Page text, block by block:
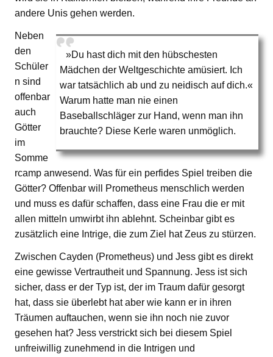
andere Unis gehen werden.
»Du hast dich mit den hübschesten
Mädchen der Weltgeschichte amüsiert. Ich
war tatsächlich ab und zu neidisch auf dich.«
Warum hatte man nie einen
Baseballschläger zur Hand, wenn man ihn
brauchte? Diese Kerle waren unmöglich.
Neben
den
Schüler
n sind
offenbar
auch
Götter
im
Somme
rcamp anwesend. Was für ein perfides Spiel treiben die
Götter? Offenbar will Prometheus menschlich werden
und muss es dafür schaffen, dass eine Frau die er mit
allen mitteln umwirbt ihn ablehnt. Scheinbar gibt es
zusätzlich eine Intrige, die zum Ziel hat Zeus zu stürzen.
Zwischen Cayden (Prometheus) und Jess gibt es direkt
eine gewisse Vertrautheit und Spannung. Jess ist sich
sicher, dass er der Typ ist, der im Traum dafür gesorgt
hat, dass sie überlebt hat aber wie kann er in ihren
Träumen auftauchen, wenn sie ihn noch nie zuvor
gesehen hat? Jess verstrickt sich bei diesem Spiel
unfreiwillig zunehmend in die Intrigen und